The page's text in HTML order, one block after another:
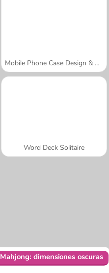
Mobile Phone Case Design & DIY
Word Deck Solitaire
Mahjong: dimensiones oscuras